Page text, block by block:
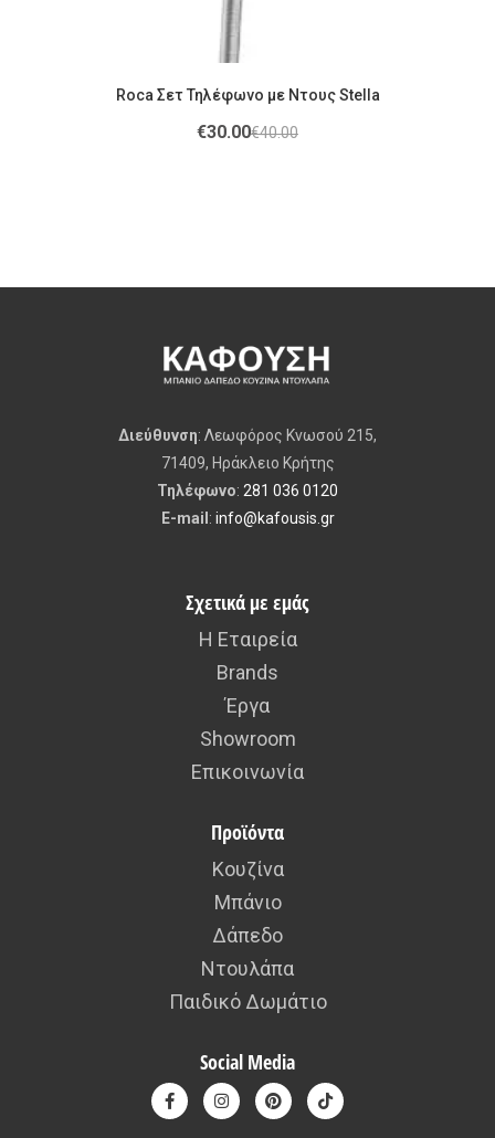
Roca Σετ Τηλέφωνο με Ντους Stella
€40.00
€30.00
Διεύθυνση: Λεωφόρος Κνωσού 215,
71409, Ηράκλειο Κρήτης
Τηλέφωνο: 281 036 0120
E-mail : info@kafousis.gr
Σχετικά με εμάς
Η Εταιρεία
Brands
Έργα
Showroom
Επικοινωνία
Προϊόντα
Κουζίνα
Μπάνιο
Δάπεδο
Ντουλάπα
Παιδικό Δωμάτιο
Social Media